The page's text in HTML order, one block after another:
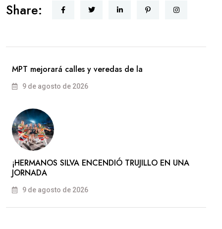
Share:
MPT mejorará calles y veredas de la
9 de agosto de 2026
​¡HERMANOS SILVA ENCENDIÓ TRUJILLO EN UNA
JORNADA
9 de agosto de 2026